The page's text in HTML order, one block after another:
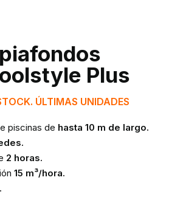
Plus
ÚLTIMAS UNIDADES
piscinas de hasta 10 m de largo.
2 horas.
15 m³/hora.